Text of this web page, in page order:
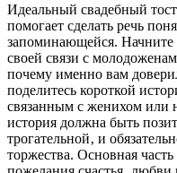
Идеальный свадебный
помогает сделать речь
запоминающейся. Начните
своей связи с
почему именно вам
поделитесь короткой
связанным с женихом или
история должна быть
трогательной‚ и
торжества. Основная